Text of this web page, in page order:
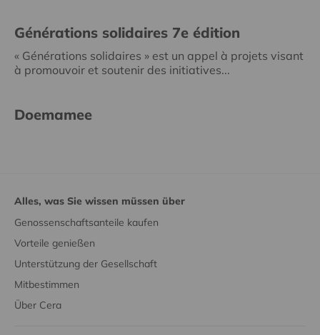
Générations solidaires 7e édition
« Générations solidaires » est un appel à projets visant
à promouvoir et soutenir des initiatives...
Doemamee
Alles, was Sie wissen müssen über
Genossenschaftsanteile kaufen
Vorteile genießen
Unterstützung der Gesellschaft
Mitbestimmen
Über Cera